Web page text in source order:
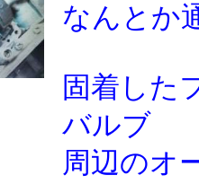
なんとか
固着した
バルブ
周辺のオ